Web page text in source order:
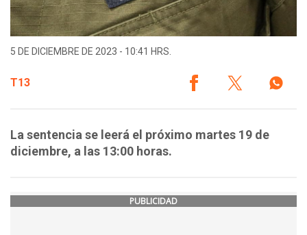
5 DE DICIEMBRE DE 2023 - 10:41 HRS.
T13
La sentencia se leerá el próximo martes 19 de
diciembre, a las 13:00 horas.
PUBLICIDAD